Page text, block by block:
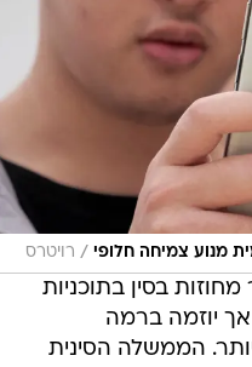
מנוע צמיחה חלופי / רויטרס
מספר מחוזות בסין בתוכניות
אך יוזמה ברמה
הממשלה הסינית